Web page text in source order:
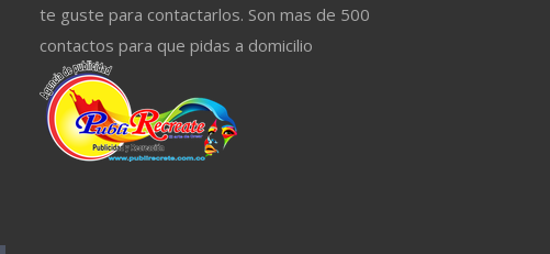
te guste para contactarlos. Son mas de 500
contactos para que pidas a domicilio